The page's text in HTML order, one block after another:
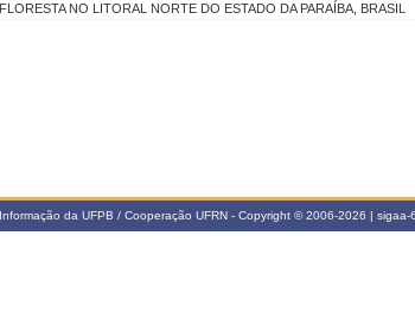
FLORESTA NO LITORAL NORTE DO ESTADO DA PARAÍBA, BRASIL
da UFPB / Cooperação UFRN - Copyright © 2006-2026 |